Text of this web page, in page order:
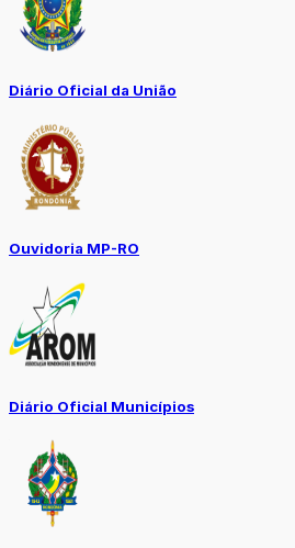
Diário Oficial da União
Ouvidoria MP-RO
Diário Oficial Municípios